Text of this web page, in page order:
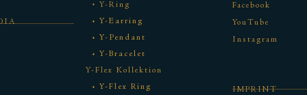
Y-Ring
Y-Earring
Y-Pendant
Y-Bracelet
Y-Flex Kollektion
Y-Flex Ring
Facebook
YouTube
Instagram
IMPRINT